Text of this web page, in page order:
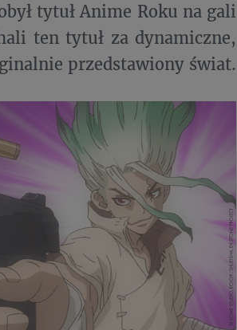
tytuł Anime Roku na gali
ten tytuł za dynamiczne,
przedstawiony świat.